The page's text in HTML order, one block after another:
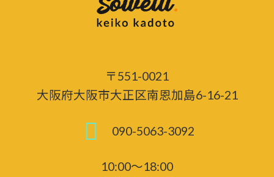
〒551-0021
大阪府大阪市大正区南恩加島6-16-21
090-5063-3092
10:00～18:00